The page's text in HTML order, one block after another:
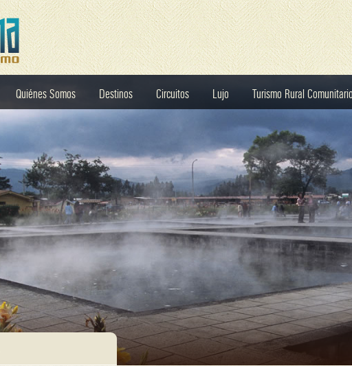
Quiénes Somos Destinos Circuitos Lujo Turismo Rural Comunitario